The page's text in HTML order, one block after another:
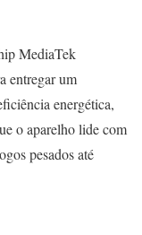
MediaTek
entregar um
energética,
o aparelho lide com
pesados até